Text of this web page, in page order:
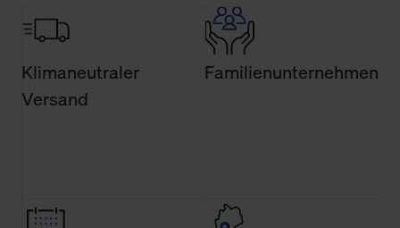
Klimaneutraler
Versand
Familienunternehmen